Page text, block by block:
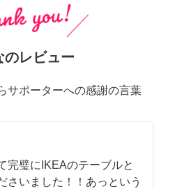
のレビュー
サポーターへの感謝の言葉
完璧にIKEAのテーブルと
さいました！！あっという